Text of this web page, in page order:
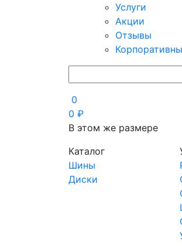
Услуги
Акции
Отзывы
0
0 ₽
В этом же размере
Каталог
Шины
Диски